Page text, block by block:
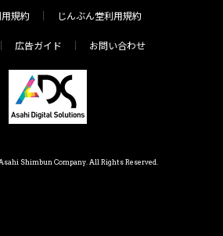
規約 じんぶん堂利用規約
広告ガイド お問い合わせ
Shimbun Company. All Rights Reserved.